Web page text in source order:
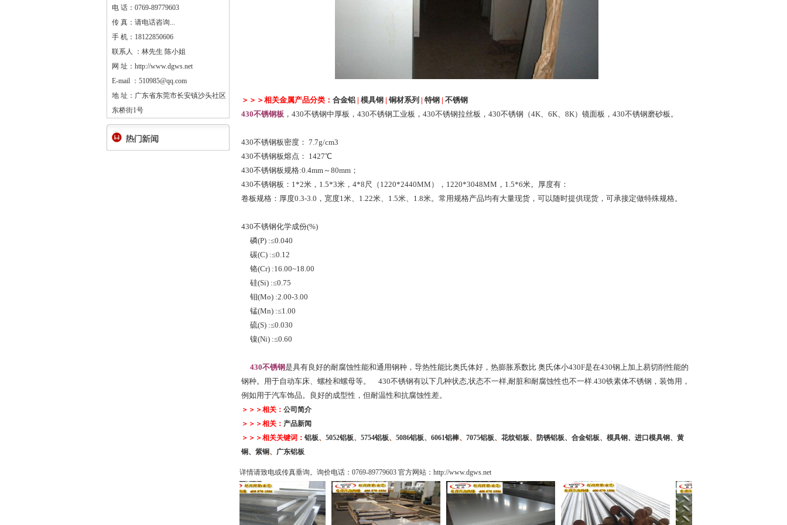
电 话：0769-89779603
传 真：请电话咨询...
手 机：18122850606
联系人 ：林先生 陈小姐
网 址：http://www.dgws.net
E-mail ：510985@qq.com
地 址：广东省东莞市长安镇沙头社区
东桥街1号
＞＞＞相关金属产品分类： 合金铝 | 模具钢 | 铜材系列 | 特钢 | 不锈钢
430不锈钢板 ，430不锈钢中厚板，430不锈钢工业板，430不锈钢拉丝板，430不锈钢（4K、6K、8K）镜面板，430不锈钢磨砂板。
430不锈钢板密度： 7.7g/cm3
430不锈钢板熔点： 1427℃
430不锈钢板规格:0.4mm～80mm；
430不锈钢板：1*2米，1.5*3米，4*8尺（1220*2440MM），1220*3048MM，1.5*6米。厚度有：
卷板规格：厚度0.3-3.0，宽度1米、1.22米、1.5米、1.8米。常用规格产品均有大量现货，可以随时提供现货，可承接定做特殊规格。
430不锈钢化学成份(%)
磷(P) :≤0.040
碳(C) :≤0.12
铬(Cr) :16.00~18.00
硅(Si) :≤0.75
钼(Mo) :2.00-3.00
锰(Mn) :≤1.00
硫(S) :≤0.030
镍(Ni) :≤0.60
430不锈钢是具有良好的耐腐蚀性能和通用钢种，导热性能比奥氏体好，热膨胀系数比 奥氏体小430F是在430钢上加上易切削性能的
钢种。用于自动车床、螺栓和螺母等。 430不锈钢有以下几种状态,状态不一样,耐脏和耐腐蚀性也不一样.430铁素体不锈钢，装饰用，
例如用于汽车饰品。良好的成型性，但耐温性和抗腐蚀性差。
＞＞＞相关： 公司简介
＞＞＞相关： 产品新闻
＞＞＞相关关键词： 铝板、 5052铝板、 5754铝板、 5086铝板、 6061铝棒、 7075铝板、 花纹铝板、 防锈铝板、合金铝板、 模具钢、进口模具钢、 黄
铜、紫铜、 广东铝板
详情请致电或传真垂询。询价电话： 0769-89779603 官方网站：http://www.dgws.net